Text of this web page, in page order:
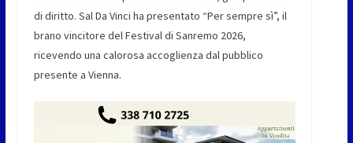
di diritto. Sal Da Vinci ha presentato “Per sempre sì”, il
brano vincitore del Festival di Sanremo 2026,
ricevendo una calorosa accoglienza dal pubblico
presente a Vienna.